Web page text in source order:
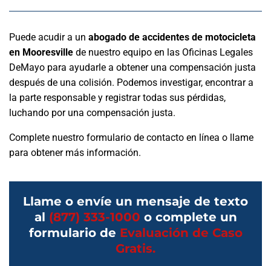
Puede acudir a un abogado de accidentes de motocicleta
en Mooresville de nuestro equipo en las Oficinas Legales
DeMayo para ayudarle a obtener una compensación justa
después de una colisión. Podemos investigar, encontrar a
la parte responsable y registrar todas sus pérdidas,
luchando por una compensación justa.
Complete nuestro formulario de contacto en línea o llame
para obtener más información.
Llame o envíe un mensaje de texto
al (877) 333-1000 o complete un
formulario de Evaluación de Caso
Gratis.